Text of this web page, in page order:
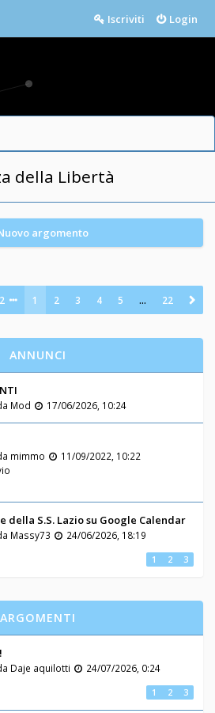
Login
Iscriviti
della Libertà
argomento
1 2 3 4 5 … 22
ANNUNCI
Mod 17/06/2026, 10:24
mimmo
11/09/2022, 10:22
della S.S. Lazio su Google Calendar
Massy73
24/06/2026, 18:19
1 2 3
ARGOMENTI
Daje aquilotti
24/07/2026, 0:24
1 2 3